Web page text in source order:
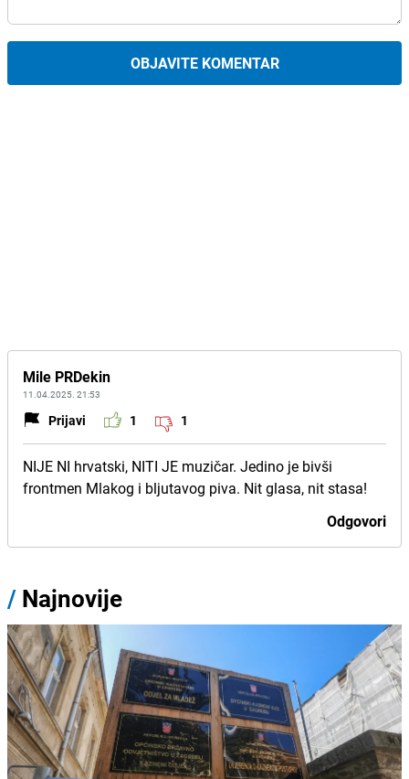
OBJAVITE KOMENTAR
Mile PRDekin
11.04.2025. 21:53
Prijavi 1 1
NIJE NI hrvatski, NITI JE muzičar. Jedino je bivši
frontmen Mlakog i bljutavog piva. Nit glasa, nit stasa!
Odgovori
/ Najnovije